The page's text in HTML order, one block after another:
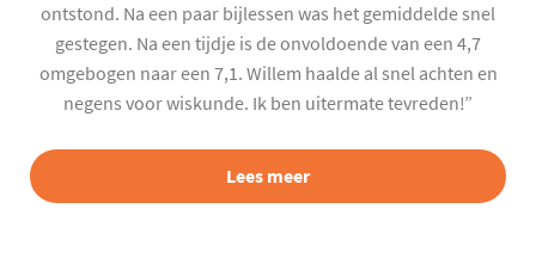
ontstond. Na een paar bijlessen was het gemiddelde snel
gestegen. Na een tijdje is de onvoldoende van een 4,7
omgebogen naar een 7,1. Willem haalde al snel achten en
negens voor wiskunde. Ik ben uitermate tevreden!”
Lees meer